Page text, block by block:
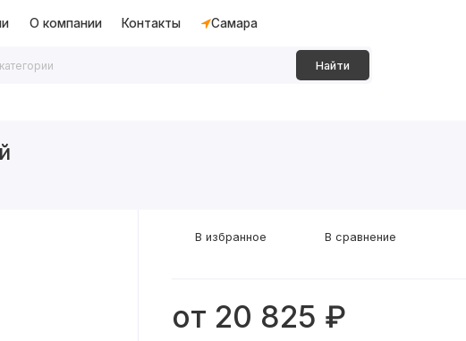
О компании Контакты Самара
Найти
от 20 825 ₽
В избранное В сравнение